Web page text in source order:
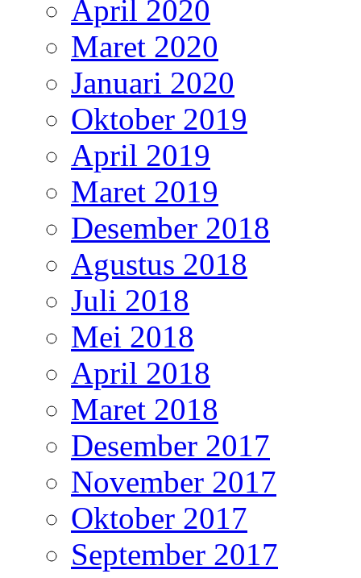
April 2020
Maret 2020
Januari 2020
Oktober 2019
April 2019
Maret 2019
Desember 2018
Agustus 2018
Juli 2018
Mei 2018
April 2018
Maret 2018
Desember 2017
November 2017
Oktober 2017
September 2017